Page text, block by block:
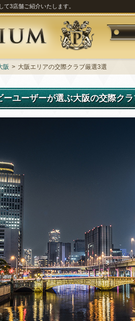
3店舗ご紹介いたします。
阪 大阪エリアの交際クラブ厳選3選
ーユーザーが選ぶ大阪の交際ク